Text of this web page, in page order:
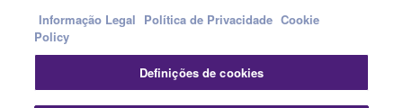
Informação Legal Política de Privacidade Cookie
Policy
Definições de cookies